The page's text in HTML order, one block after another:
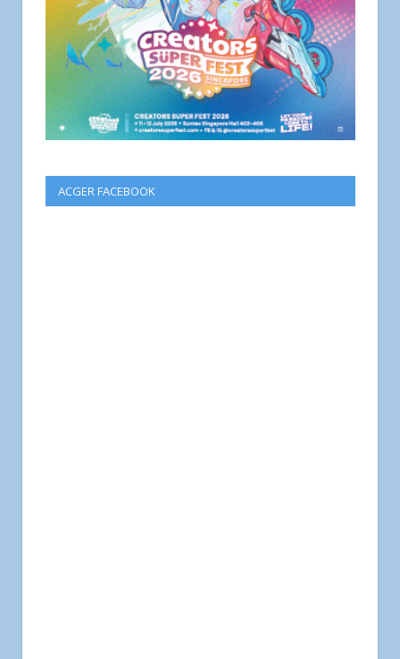
ACGER FACEBOOK